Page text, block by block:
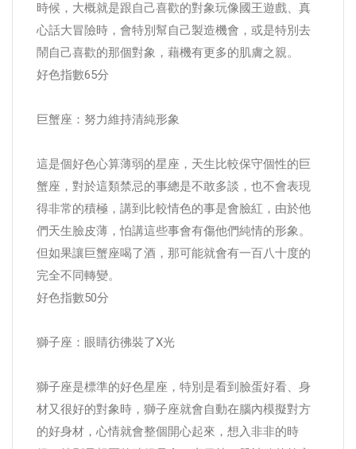
時候，大概就是跟自己喜歡的對象玩像國王遊戲、真
心話大冒險時，會特別幫自己製造機會，或是特別去
鬧自己喜歡的那個對象，藉機有更多的肌膚之親。
好色指數65分
巨蟹座：努力維持清純形象
這是個好色心算薄弱的星座，天生比較保守個性的巨
蟹座，對於這類禁忌的事總是不敢多談，也不會表現
得非常的積極，講到比較情色的事是會臉紅，由於他
們天生臉皮薄，怕講這些事會有傷他們純情的形象。
但如果讓巨蟹座喝了酒，那可能就會有一百八十度的
完全不同轉變。
好色指數50分
獅子座：眼睛彷彿裝了X光
獅子座是標準的好色星座，特別是看到臉蛋好看、身
材又很好的對象時，獅子座就會自動在腦內模擬對方
的好身材，心情就會整個開心起來，想入非非的時